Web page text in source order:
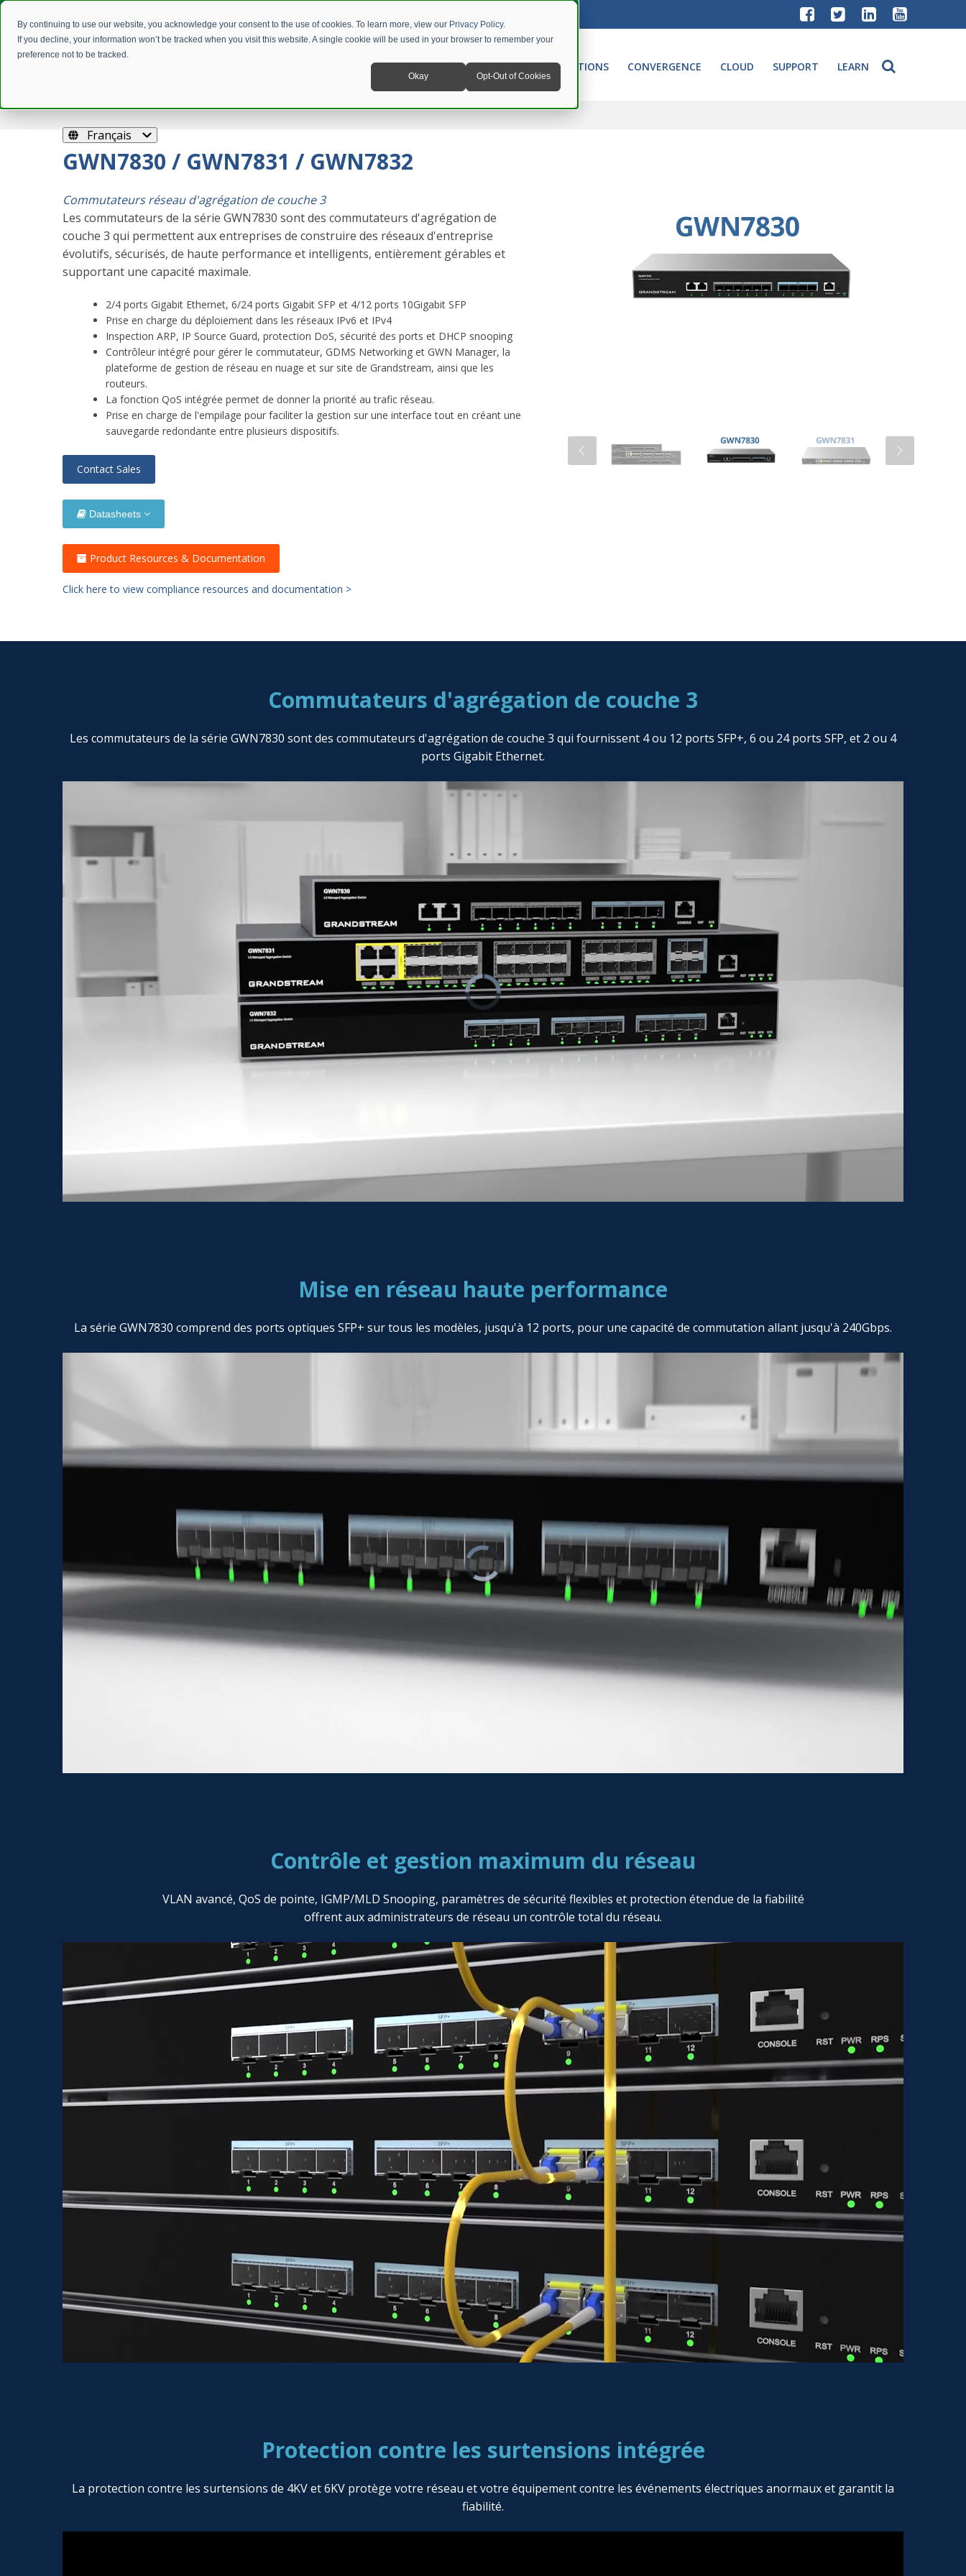
By continuing to use our website, you acknowledge your consent to the use of cookies. To learn more, view our Privacy Policy.
If you decline, your information won’t be tracked when you visit this website. A single cookie will be used in your browser to remember your
preference not to be tracked.
Okay Opt-Out of Cookies
NETWORKING UNIFIED COMMUNICATIONS CONVERGENCE CLOUD SUPPORT LEARN
Français
GWN7830 / GWN7831 / GWN7832
Commutateurs réseau d'agrégation de couche 3
Les commutateurs de la série GWN7830 sont des commutateurs d'agrégation de
couche 3 qui permettent aux entreprises de construire des réseaux d'entreprise
évolutifs, sécurisés, de haute performance et intelligents, entièrement gérables et
supportant une capacité maximale.
2/4 ports Gigabit Ethernet, 6/24 ports Gigabit SFP et 4/12 ports 10Gigabit SFP
Prise en charge du déploiement dans les réseaux IPv6 et IPv4
Inspection ARP, IP Source Guard, protection DoS, sécurité des ports et DHCP snooping
Contrôleur intégré pour gérer le commutateur, GDMS Networking et GWN Manager, la
plateforme de gestion de réseau en nuage et sur site de Grandstream, ainsi que les
routeurs.
La fonction QoS intégrée permet de donner la priorité au trafic réseau.
Prise en charge de l'empilage pour faciliter la gestion sur une interface tout en créant une
sauvegarde redondante entre plusieurs dispositifs.
Contact Sales
Datasheets
Product Resources & Documentation
Click here to view compliance resources and documentation >
Commutateurs d'agrégation de couche 3
Les commutateurs de la série GWN7830 sont des commutateurs d'agrégation de couche 3 qui fournissent 4 ou 12 ports SFP+, 6 ou 24 ports SFP, et 2 ou 4
ports Gigabit Ethernet.
Mise en réseau haute performance
La série GWN7830 comprend des ports optiques SFP+ sur tous les modèles, jusqu'à 12 ports, pour une capacité de commutation allant jusqu'à 240Gbps.
Contrôle et gestion maximum du réseau
VLAN avancé, QoS de pointe, IGMP/MLD Snooping, paramètres de sécurité flexibles et protection étendue de la fiabilité
offrent aux administrateurs de réseau un contrôle total du réseau.
Protection contre les surtensions intégrée
La protection contre les surtensions de 4KV et 6KV protège votre réseau et votre équipement contre les événements électriques anormaux et garantit la
fiabilité.